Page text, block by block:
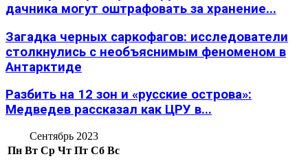
дачника могут оштрафовать за хранение...
Загадка черных саркофагов: исследователи
столкнулись с необъяснимым феноменом в
Антарктиде
Разбить на 12 зон и «русские острова»:
Медведев рассказал как ЦРУ в...
Сентябрь 2023
Пн Вт Ср Чт Пт Сб Вс